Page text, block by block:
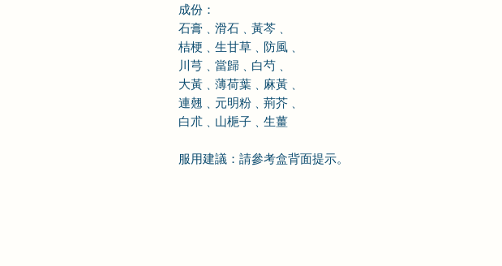
成份：
石膏﹑滑石﹑黃芩﹑
桔梗﹑生甘草﹑防風﹑
川芎﹑當歸﹑白芍﹑
大黃﹑薄荷葉﹑麻黃﹑
連翹﹑元明粉﹑荊芥﹑
白朮﹑山梔子﹑生薑
服用建議：請參考盒背面提示。